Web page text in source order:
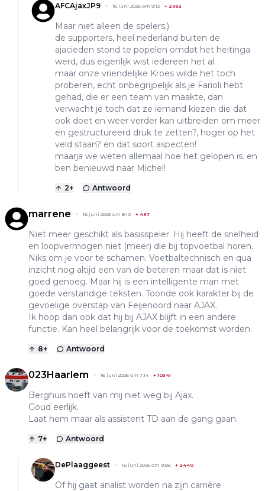
AFCAjaxJP9 16 juni 2026 om 9:12 + 2982
Maar niet alleen de spelers;)
de supporters, heel nederland buiten de
ajacieden stond te popelen omdat het heitinga
werd, dus eigenlijk wist iedereen het al.
maar onze vriendelijke Kroes wilde het toch
proberen, echt onbegrijpelijk als je Farioli hebt
gehad, die er een team van maakte, dan
verwacht je toch dat ze iemand kiezen die dat
ook doet en weer verder kan uitbreiden om meer
en gestructureerd druk te zetten?, hoger op het
veld staan? en dat soort aspecten!
maarja we weten allemaal hoe het gelopen is. en
ben benieuwd naar Michel!
2+ Antwoord
marrene 16 juni 2026 om 8:10 + 497
Niet meer geschikt als basisspeler. Hij heeft de snelheid
en loopvermogen niet (meer) die bij topvoetbal horen.
Niks om je voor te schamen. Voetbaltechnisch en qua
inzicht nog altijd een van de beteren maar dat is niet
goed genoeg. Maar hij is een intelligente man met
goede verstandige teksten. Toonde ook karakter bij de
gevoelige overstap van Feijenoord naar AJAX.
Ik hoop dan ook dat hij bij AJAX blijft in een andere
functie. Kan heel belangrijk voor de toekomst worden.
8+ Antwoord
023Haarlem 16 juni 2026 om 7:14 +10341
Berghuis hoeft van mij niet weg bij Ajax.
Goud eerlijk.
Laat hem maar als assistent TD aan de gang gaan.
7+ Antwoord
DePlaaggeest 16 juni 2026 om 9:58 + 2440
Of hij gaat analist worden na zijn carrière